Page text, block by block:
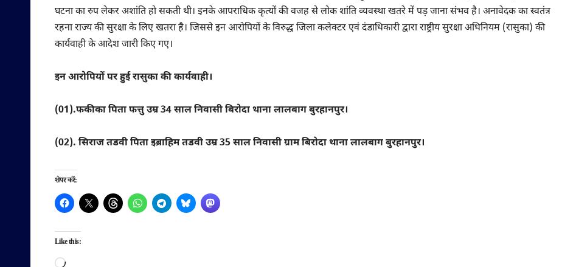
घटना का रुप लेकर अशांति हो सकती थी। इनके आपराधिक कृत्यों की वजह से लोक शांति व्यवस्था खतरे में पड़ जाना संभव है। अनावेदक का स्वतंत्र
रहना राज्य की सुरक्षा के लिए खतरा है। जिससे इन आरोपियों के विरुद्ध जिला कलेक्टर एवं दंडाधिकारी द्वारा राष्ट्रीय सुरक्षा अधिनियम (रासुका) की
कार्यवाही के आदेश जारी किए गए।
इन आरोपियों पर हुई रासुका की कार्यवाही।
(01).फकीका पिता फत्तु उम्र 34 साल निवासी बिरोदा थाना लालबाग बुरहानपुर।
(02). सिराज तडवी पिता इब्राहिम तडवी उम्र 35 साल निवासी ग्राम बिरोदा थाना लालबाग बुरहानपुर।
शेयर करें:
Like this:
Loading…